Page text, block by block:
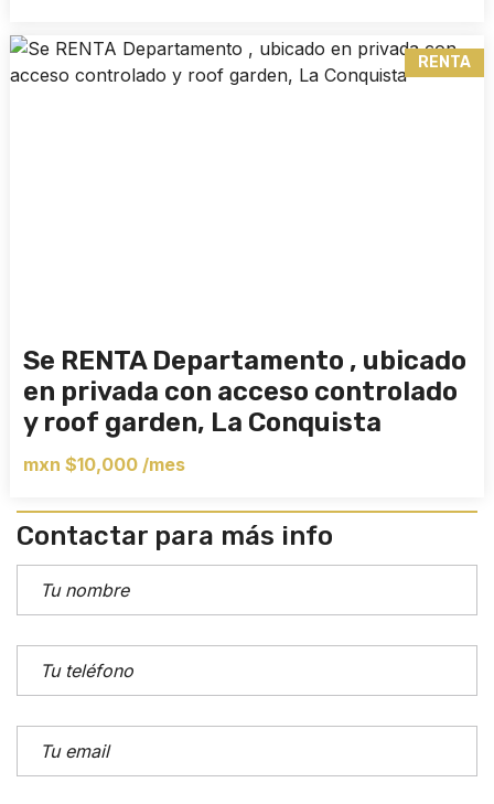
RENTA
Se RENTA Departamento , ubicado
en privada con acceso controlado
y roof garden, La Conquista
mxn $10,000 /mes
Contactar para más info